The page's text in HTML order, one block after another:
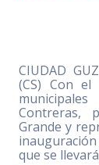
CIUDAD
(CS) Con el
Contreras,
Grande y
inauguración
que se